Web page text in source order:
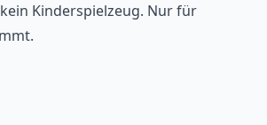
Kinderspielzeug. Nur für